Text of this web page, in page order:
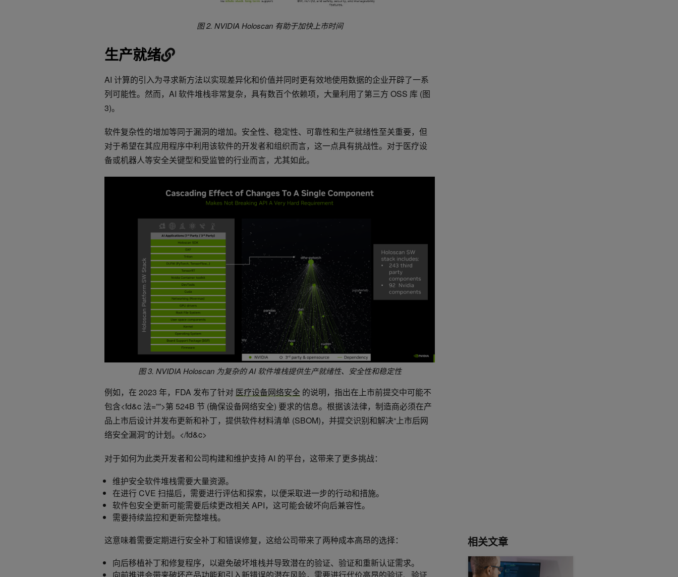
图 2. NVIDIA Holoscan 有助于加快上市时间
生产就绪
AI 计算的引入为寻求新方法以实现差异化和价值并同时更有效地使用数据的企业开辟了一系
列可能性。然而，AI 软件堆栈非常复杂，具有数百个依赖项，大量利用了第三方 OSS 库 (图
3)。
软件复杂性的增加等同于漏洞的增加。安全性、稳定性、可靠性和生产就绪性至关重要，但
对于希望在其应用程序中利用该软件的开发者和组织而言，这一点具有挑战性。对于医疗设
备或机器人等安全关键型和受监管的行业而言，尤其如此。
图 3. NVIDIA Holoscan 为复杂的 AI 软件堆栈提供生产就绪性、安全性和稳定性
例如，在 2023 年，FDA 发布了针对 医疗设备网络安全 的说明，指出在上市前提交中可能不
包含<fd&c 法=””>第 524B 节 (确保设备网络安全) 要求的信息。根据该法律，制造商必须在产
品上市后设计并发布更新和补丁，提供软件材料清单 (SBOM)，并提交识别和解决“上市后网
络安全漏洞”的计划。</fd&c>
对于如何为此类开发者和公司构建和维护支持 AI 的平台，这带来了更多挑战：
维护安全软件堆栈需要大量资源。
在进行 CVE 扫描后，需要进行评估和探索，以便采取进一步的行动和措施。
软件包安全更新可能需要后续更改相关 API，这可能会破坏向后兼容性。
需要持续监控和更新完整堆栈。
这意味着需要定期进行安全补丁和错误修复，这给公司带来了两种成本高昂的选择：
向后移植补丁和修复程序，以避免破坏堆栈并导致潜在的验证、验证和重新认证需求。
向前推进会带来破坏产品功能和引入新错误的潜在风险，需要进行代价高昂的验证、验证
相关文章
使用 NVIDIA Holoscan 3.0 中的动态流控制轻松构建边缘 AI 应